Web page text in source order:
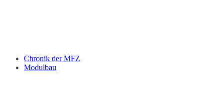
Chronik der MFZ
Modulbau